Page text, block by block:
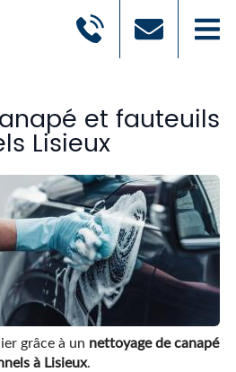
et fauteuils
Lisieux
grâce à un nettoyage de canapé
à Lisieux.